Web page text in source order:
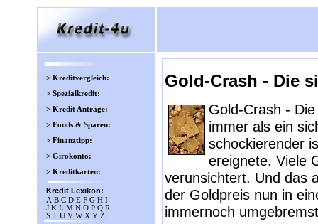
> Kreditvergleich:
> Spezialkredit:
> Kredit Anträge:
> Fonds & Sparen:
> Finanztipp:
> Girokonto:
> Kreditkarten:
Kredit Lexikon:
A B C D E F G H I
J K L M N O P Q R
S T U V WX Y Z
Gold-Crash - Die
Gold-Crash -
immer als ein
schockierender
ereignete. Viele
verunsichtert. Und das
der Goldpreis nun in
immernoch